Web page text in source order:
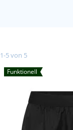
5 von 5
Funktionell